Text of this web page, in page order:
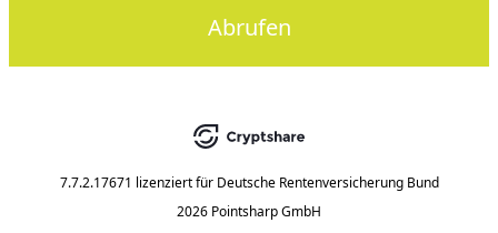
Abrufen
7.7.2.17671 lizenziert für Deutsche Rentenversicherung Bund
2026 Pointsharp GmbH